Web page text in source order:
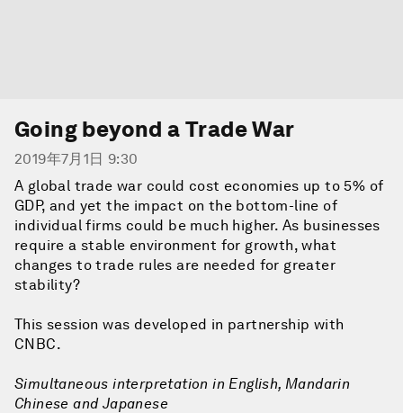
Going beyond a Trade War
2019年7月1日 9:30
A global trade war could cost economies up to 5% of
GDP, and yet the impact on the bottom-line of
individual firms could be much higher. As businesses
require a stable environment for growth, what
changes to trade rules are needed for greater
stability?
This session was developed in partnership with
CNBC.
Simultaneous interpretation in English, Mandarin
Chinese and Japanese